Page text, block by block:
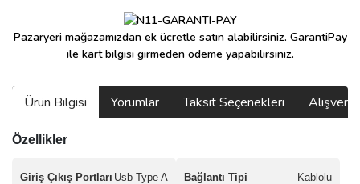
Pazaryeri mağazamızdan ek ücretle satın alabilirsiniz. GarantiPay
ile kart bilgisi girmeden ödeme yapabilirsiniz.
Ürün Bilgisi Yorumlar Taksit Seçenekleri
Özellikler
Giriş Çıkış Portları Usb Type A Bağlantı Tipi Kablolu